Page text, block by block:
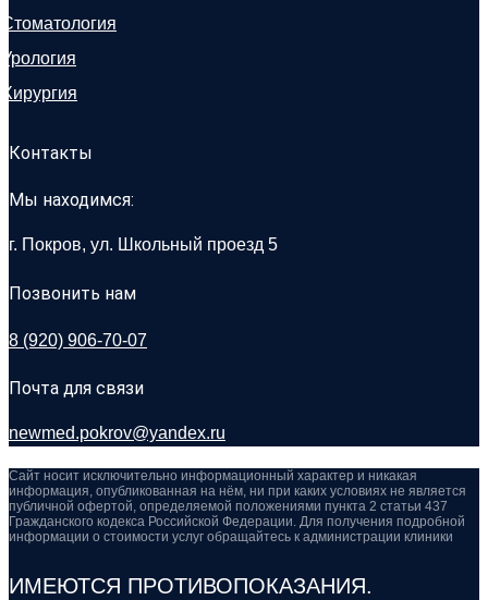
Стоматология
Урология
Хирургия
Контакты
Мы находимся:
г. Покров, ул. Школьный проезд 5
Позвонить нам
8 (920) 906-70-07
Почта для связи
newmed.pokrov@yandex.ru
Сайт носит исключительно информационный характер и никакая
информация, опубликованная на нём, ни при каких условиях не является
публичной офертой, определяемой положениями пункта 2 статьи 437
Гражданского кодекса Российской Федерации. Для получения подробной
информации о стоимости услуг обращайтесь к администрации клиники
ИМЕЮТСЯ ПРОТИВОПОКАЗАНИЯ.